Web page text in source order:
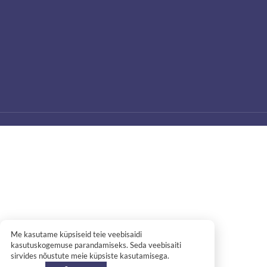
Me kasutame küpsiseid teie veebisaidi
kasutuskogemuse parandamiseks. Seda veebisaiti
sirvides nõustute meie küpsiste kasutamisega.